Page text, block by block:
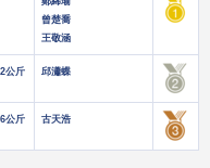
曾楚喬
王敬涵
公斤 邱瀟蝶
公斤 古天浩